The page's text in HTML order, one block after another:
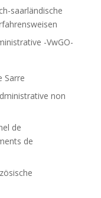
saarländische
-VwGO-
Sarre
non
de
de